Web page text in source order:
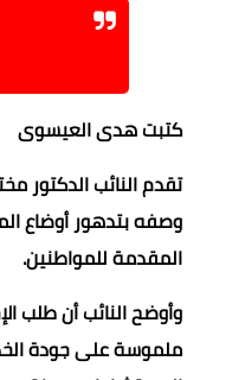
كتبت هدى العيسوى
تقدم النائب الدكتور
وصفه بتدهور أوضاع
المقدمة للمواطنين.
ملموسة على جودة